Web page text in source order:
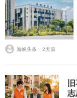
海峡头条 ⋅ 2天前
志